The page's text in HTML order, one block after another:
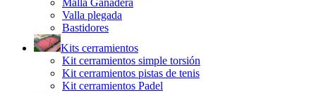
Malla Ganadera
Valla plegada
Bastidores
Kits cerramientos
Kit cerramientos simple torsión
Kit cerramientos pistas de tenis
Kit cerramientos Padel